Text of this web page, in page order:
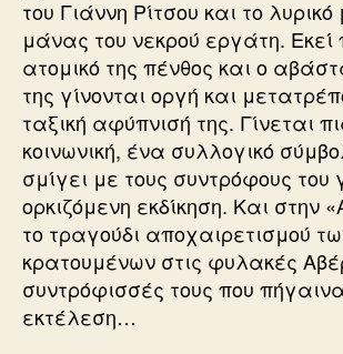
του Γιάννη Ρίτσου και το λυρικό
μάνας του νεκρού εργάτη. Εκεί
ατομικό της πένθος και ο
της γίνονται οργή και
ταξική αφύπνισή της. Γίνεται
κοινωνική, ένα συλλογικό
σμίγει με τους συντρόφους του
ορκιζόμενη εκδίκηση. Και στην
το τραγούδι αποχαιρετισμού
κρατουμένων στις φυλακές
συντρόφισσές τους που
εκτέλεση…